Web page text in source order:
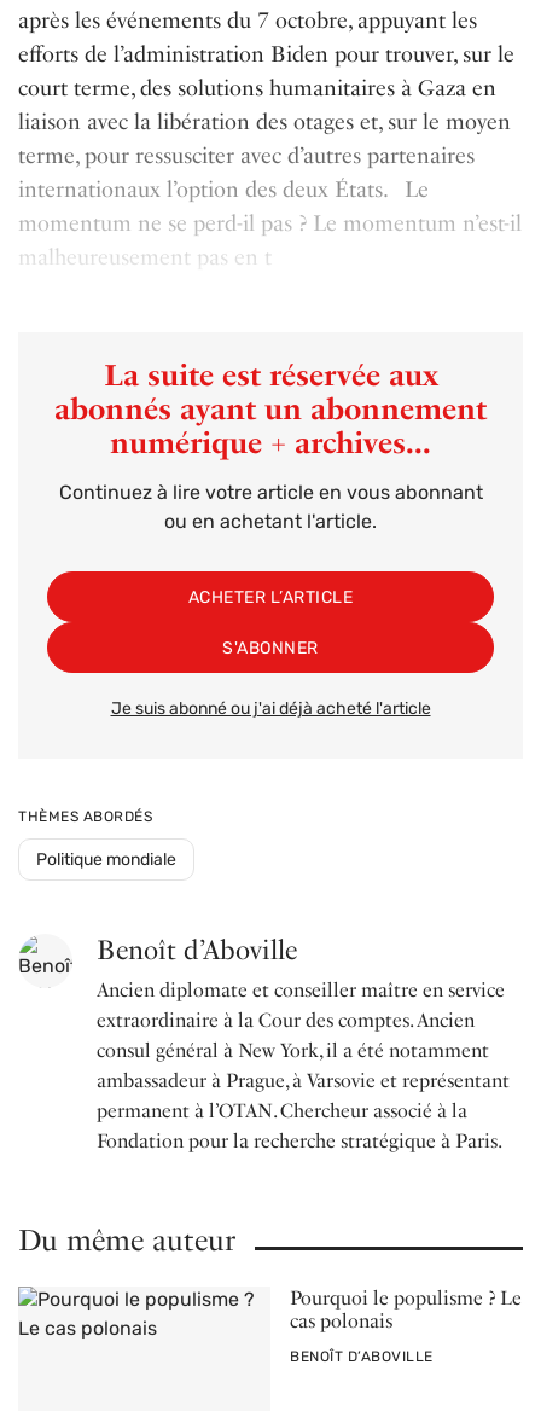
après les événements du 7 octobre, appuyant les
efforts de l’administration Biden pour trouver, sur le
court terme, des solutions humanitaires à Gaza en
liaison avec la libération des otages et, sur le moyen
terme, pour ressusciter avec d’autres partenaires
internationaux l’option des deux États. Le
momentum ne se perd-il pas ? Le momentum n’est-il
malheureusement pas en t
La suite est réservée aux
abonnés ayant un abonnement
numérique + archives...
Continuez à lire votre article en vous abonnant
ou en achetant l'article.
ACHETER L’ARTICLE
S'ABONNER
Je suis abonné ou j'ai déjà acheté l'article
THÈMES ABORDÉS
Politique mondiale
Benoît d’Aboville
Ancien diplomate et conseiller maître en service
extraordinaire à la Cour des comptes. Ancien
consul général à New York, il a été notamment
ambassadeur à Prague, à Varsovie et représentant
permanent à l’OTAN. Chercheur associé à la
Fondation pour la recherche stratégique à Paris.
Du même auteur
Pourquoi le populisme ? Le
cas polonais
PAR
BENOÎT D’ABOVILLE